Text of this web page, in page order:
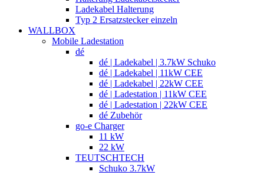
Ladekabel Halterung
Typ 2 Ersatzstecker einzeln
WALLBOX
Mobile Ladestation
dé
dé | Ladekabel | 3.7kW Schuko
dé | Ladekabel | 11kW CEE
dé | Ladekabel | 22kW CEE
dé | Ladestation | 11kW CEE
dé | Ladestation | 22kW CEE
dé Zubehör
go-e Charger
11 kW
22 kW
TEUTSCHTECH
Schuko 3.7kW